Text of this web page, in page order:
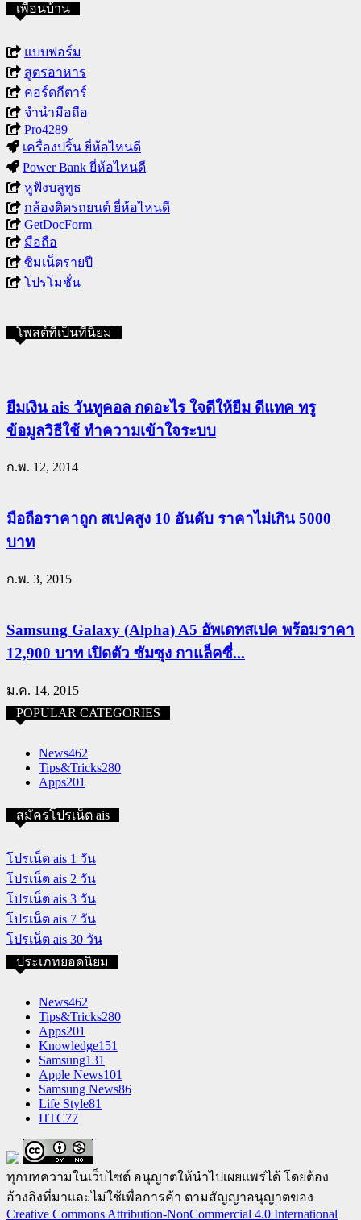
เพื่อนบ้าน
แบบฟอร์ม
สูตรอาหาร
คอร์ดกีตาร์
จำนำมือถือ
Pro4289
เครื่องปริ้น ยี่ห้อไหนดี
Power Bank ยี่ห้อไหนดี
หูฟังบลูทูธ
กล้องติดรถยนต์ ยี่ห้อไหนดี
GetDocForm
มือถือ
ซิมเน็ตรายปี
โปรโมชั่น
โพสต์ที่เป็นที่นิยม
ยืมเงิน ais วันทูคอล กดอะไร ใจดีให้ยืม ดีแทค ทรู
ข้อมูลวิธีใช้ ทำความเข้าใจระบบ
ก.พ. 12, 2014
มือถือราคาถูก สเปคสูง 10 อันดับ ราคาไม่เกิน 5000
บาท
ก.พ. 3, 2015
Samsung Galaxy (Alpha) A5 อัพเดทสเปค พร้อมราคา
12,900 บาท เปิดตัว ซัมซุง กาแล็คซี่...
ม.ค. 14, 2015
POPULAR CATEGORIES
News462
Tips&Tricks280
Apps201
สมัครโปรเน็ต ais
โปรเน็ต ais 1 วัน
โปรเน็ต ais 2 วัน
โปรเน็ต ais 3 วัน
โปรเน็ต ais 7 วัน
โปรเน็ต ais 30 วัน
ประเภทยอดนิยม
News462
Tips&Tricks280
Apps201
Knowledge151
Samsung131
Apple News101
Samsung News86
Life Style81
HTC77
ทุกบทความในเว็บไซต์ อนุญาตให้นำไปเผยแพร่ได้ โดยต้อง
อ้างอิงที่มาและไม่ใช้เพื่อการค้า ตามสัญญาอนุญาตของ
Creative Commons Attribution-NonCommercial 4.0 International